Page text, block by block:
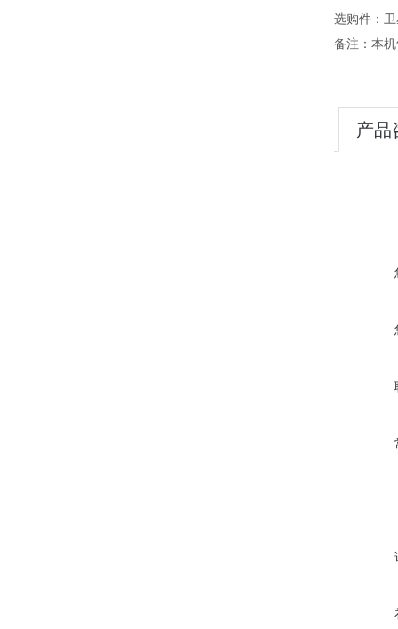
选购件：
备注：本
产品